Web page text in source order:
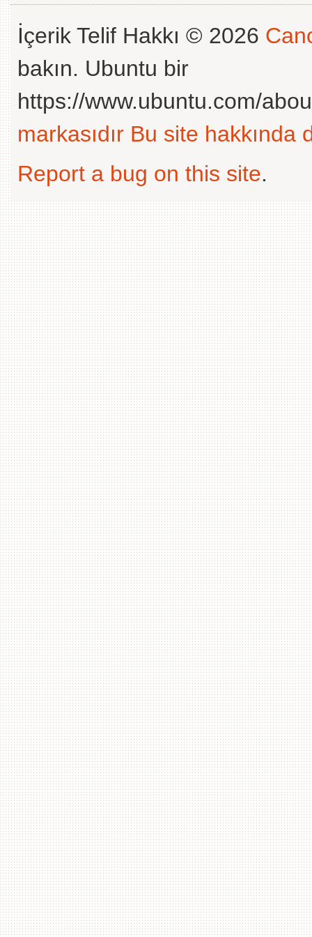
İçerik Telif Hakkı © 2026
bakın. Ubuntu bir
https://www.ubuntu.com/
markasıdır Bu site hakkında
Report a bug on this site.